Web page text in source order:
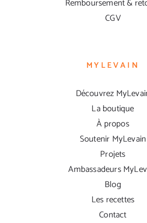
Remboursement &
CGV
MYLEVAIN
Découvrez
La boutique
À propos
Soutenir MyLevain
Projets
Ambassadeurs
Blog
Les recettes
Contact